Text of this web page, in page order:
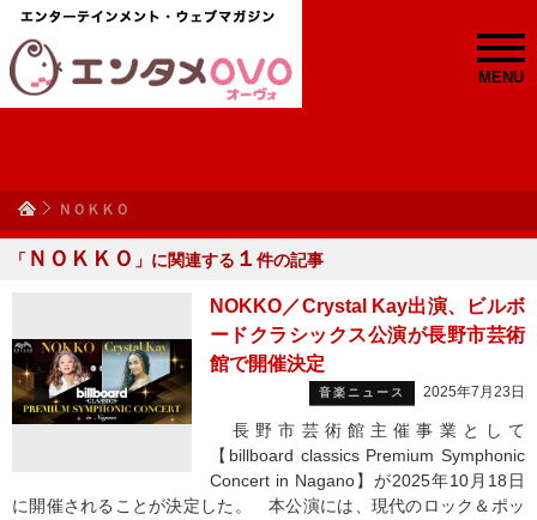
MENU
ＮＯＫＫＯ
「 ＮＯＫＫＯ 」に関連する １ 件の記事
NOKKO／Crystal Kay出演、ビルボ
ードクラシックス公演が長野市芸術
館で開催決定
音楽ニュース 2025年7月23日
長野市芸術館主催事業として
【billboard classics Premium Symphonic
Concert in Nagano】が2025年10月18日
に開催されることが決定した。 本公演には、現代のロック＆ポッ